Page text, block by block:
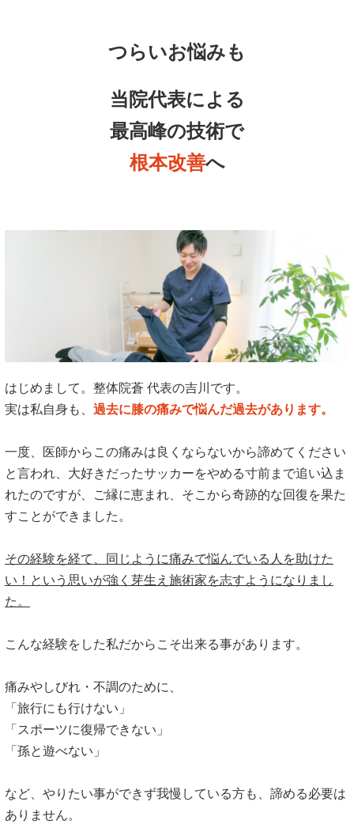
つらいお悩みも
当院代表による
最高峰の技術で
根本改善へ
はじめまして。整体院蒼 代表の吉川です。
実は私自身も、 過去に膝の痛みで悩んだ過去があります。
一度、医師からこの痛みは良くならないから諦めてください
と言われ、大好きだったサッカーをやめる寸前まで追い込ま
れたのですが、ご縁に恵まれ、そこから奇跡的な回復を果た
すことができました。
その経験を経て、同じように痛みで悩んでいる人を助けた
い！という思いが強く芽生え施術家を志すようになりまし
た。
こんな経験をした私だからこそ出来る事があります。
痛みやしびれ・不調のために、
「旅行にも行けない」
「スポーツに復帰できない」
「孫と遊べない」
など、やりたい事ができず我慢している方も、諦める必要は
ありません。